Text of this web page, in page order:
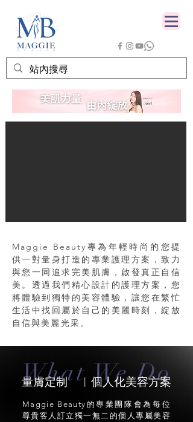
Maggie Beauty專為年輕時尚的您提
供一對量身打造的專業護理方案，致力
與您一同追求完美肌膚，啟發真正自信
美。透過我們精心設計的護理方案，您
將體驗到獨特的美容體驗，讓您在繁忙
生活中找回屬於自己的美麗時刻，綻放
自信與美麗光采。​
What We Do
量膚定制 ︳個人化美容方案
Maggie Beauty的專業團隊會為每位
尊貴客人訂立獨一無二的個人專屬美容